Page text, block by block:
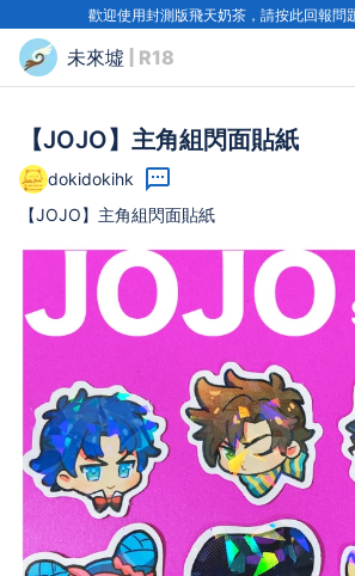
歡迎使用封測版飛天奶茶，請按此回報問
未來墟 | R18
【JOJO】主角組閃面貼紙
dokidokihk
【JOJO】主角組閃面貼紙